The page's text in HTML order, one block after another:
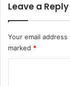
Leave a Reply
Your email
marked *